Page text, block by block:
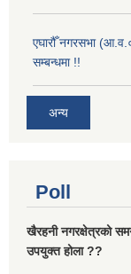
एघारौँ नगरसभा
सम्बन्धमा !!
अन्य
Poll
खैरहनी नगरक्षेत्रको
उपयुक्त होला ??